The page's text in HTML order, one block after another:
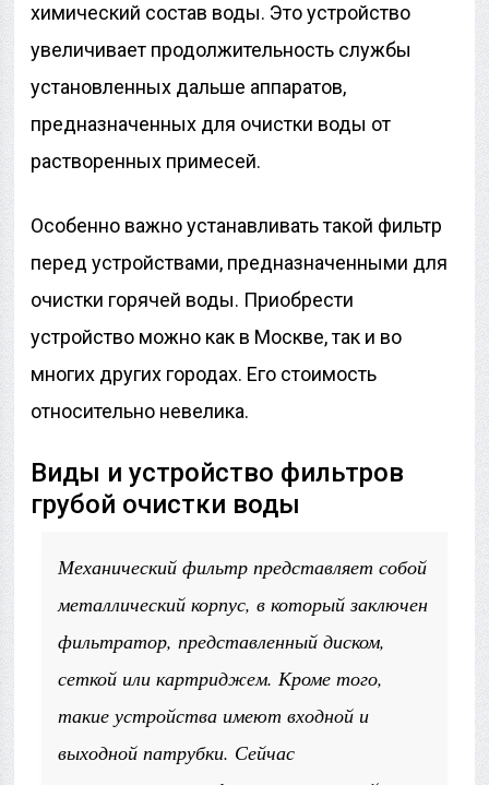
химический состав воды. Это устройство
увеличивает продолжительность службы
установленных дальше аппаратов,
предназначенных для очистки воды от
растворенных примесей.
Особенно важно устанавливать такой фильтр
перед устройствами, предназначенными для
очистки горячей воды. Приобрести
устройство можно как в Москве, так и во
многих других городах. Его стоимость
относительно невелика.
Виды и устройство фильтров
грубой очистки воды
Механический фильтр представляет собой
металлический корпус, в который заключен
фильтратор, представленный диском,
сеткой или картриджем. Кроме того,
такие устройства имеют входной и
выходной патрубки. Сейчас